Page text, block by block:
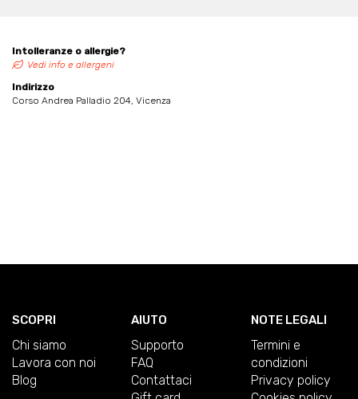
Intolleranze o allergie?
Vedi info e allergeni
Indirizzo
Corso Andrea Palladio 204, Vicenza
SCOPRI
Chi siamo
Lavora con noi
Blog
AIUTO
Supporto
FAQ
Contattaci
NOTE LEGALI
Termini e
condizioni
Privacy policy